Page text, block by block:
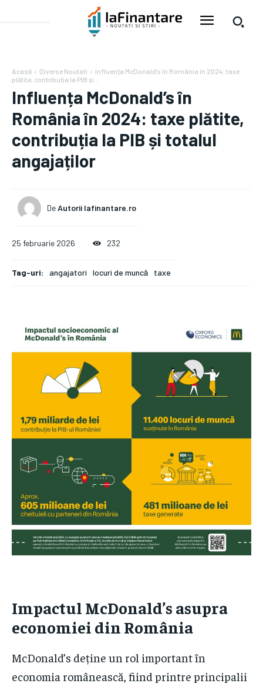
Acasă Diverse Noutati
Influența McDonald’s în România în 2024: taxe
plătite, contribuția la PIB și...
Influența McDonald’s în
România în 2024: taxe plătite,
contribuția la PIB și totalul
angajaților
DeAutorii Iafinantare.ro
25 februarie 2026 232
Tag-uri: angajatori locuri de muncă taxe
Impactul McDonald’s asupra
economiei din România
McDonald’s deține un rol important în
economia românească, fiind printre principalii